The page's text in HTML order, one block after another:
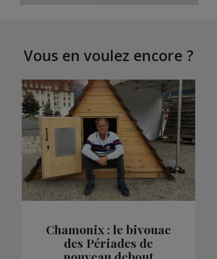
Vous en voulez encore ?
Chamonix : le bivouac
des Périades de